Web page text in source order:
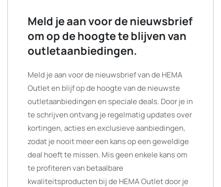
Meld je aan voor de nieuwsbrief
om op de hoogte te blijven van
outletaanbiedingen.
Meld je aan voor de nieuwsbrief van de HEMA
Outlet en blijf op de hoogte van de nieuwste
outletaanbiedingen en speciale deals. Door je in
te schrijven ontvang je regelmatig updates over
kortingen, acties en exclusieve aanbiedingen,
zodat je nooit meer een kans op een geweldige
deal hoeft te missen. Mis geen enkele kans om
te profiteren van betaalbare
kwaliteitsproducten bij de HEMA Outlet door je